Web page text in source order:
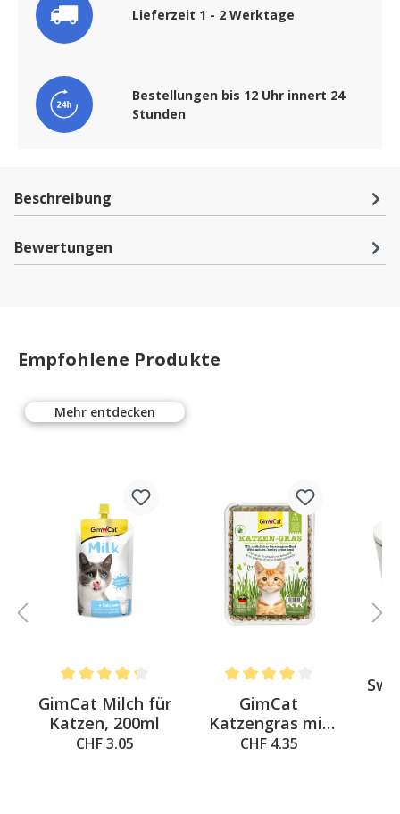
Lieferzeit 1 - 2 Werktage
Bestellungen bis 12 Uhr innert 24
Stunden
Beschreibung
Bewertungen
Empfohlene Produkte
Mehr entdecken
Average rating of 4.3 out of 5 stars
GimCat Milch für
Katzen, 200ml
CHF 3.05
Average rating of 4 out of 5
GimCat
Katzengras mit
natürlicher
CHF 4.35